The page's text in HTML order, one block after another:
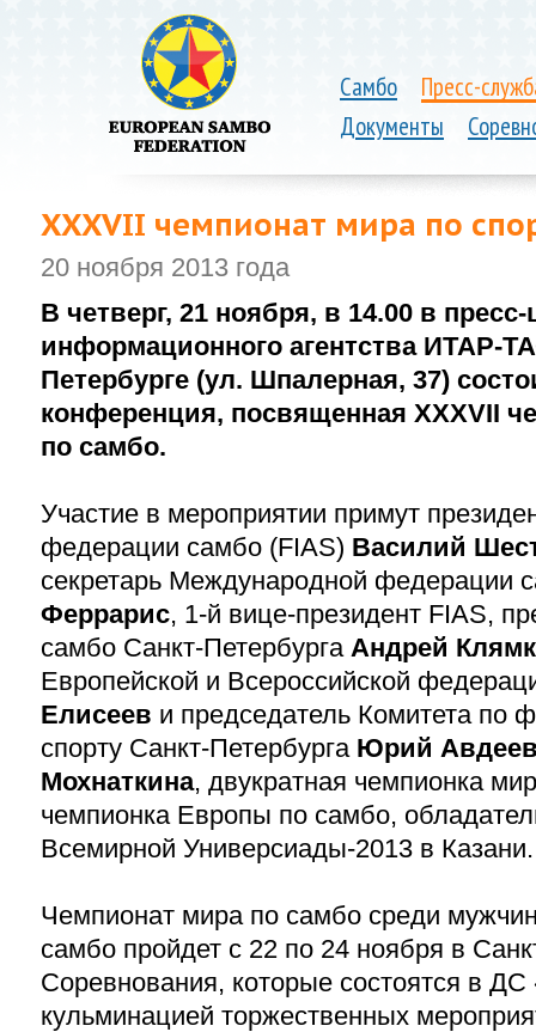
Самбо
Пресс-
Документы
XXXVII чемпионат мира по
20 ноября 2013 года
В четверг, 21 ноября, в 14.00 в пресс-
информационного агентства ИТАР-
Петербурге (ул. Шпалерная, 37)
конференция, посвященная XXXVII
по самбо.
Участие в мероприятии примут
федерации самбо (FIAS) Василий
секретарь Международной федерации
Феррарис, 1-й вице-президент FIAS,
самбо Санкт-Петербурга Андрей
Европейской и Всероссийской
Елисеев и председатель Комитета по
спорту Санкт-Петербурга Юрий
Мохнаткина, двукратная чемпионка
чемпионка Европы по самбо,
Всемирной Универсиады-2013 в Казани.
Чемпионат мира по самбо среди
самбо пройдет c 22 по 24 ноября в
Соревнования, которые состоятся в
кульминацией торжественных